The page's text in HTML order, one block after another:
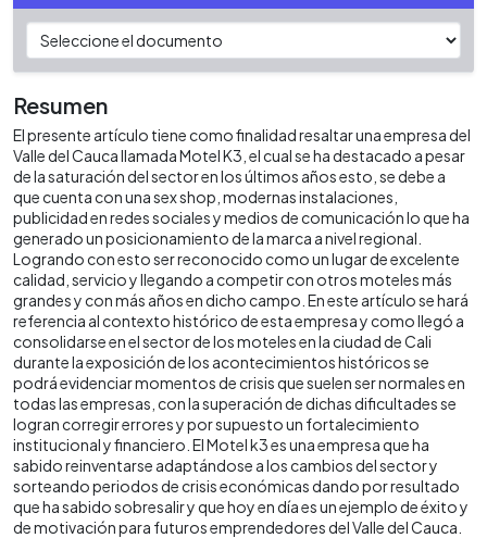
Resumen
El presente artículo tiene como finalidad resaltar una empresa del
Valle del Cauca llamada Motel K3, el cual se ha destacado a pesar
de la saturación del sector en los últimos años esto, se debe a
que cuenta con una sex shop, modernas instalaciones,
publicidad en redes sociales y medios de comunicación lo que ha
generado un posicionamiento de la marca a nivel regional.
Logrando con esto ser reconocido como un lugar de excelente
calidad, servicio y llegando a competir con otros moteles más
grandes y con más años en dicho campo. En este artículo se hará
referencia al contexto histórico de esta empresa y como llegó a
consolidarse en el sector de los moteles en la ciudad de Cali
durante la exposición de los acontecimientos históricos se
podrá evidenciar momentos de crisis que suelen ser normales en
todas las empresas, con la superación de dichas dificultades se
logran corregir errores y por supuesto un fortalecimiento
institucional y financiero. El Motel k3 es una empresa que ha
sabido reinventarse adaptándose a los cambios del sector y
sorteando periodos de crisis económicas dando por resultado
que ha sabido sobresalir y que hoy en día es un ejemplo de éxito y
de motivación para futuros emprendedores del Valle del Cauca.